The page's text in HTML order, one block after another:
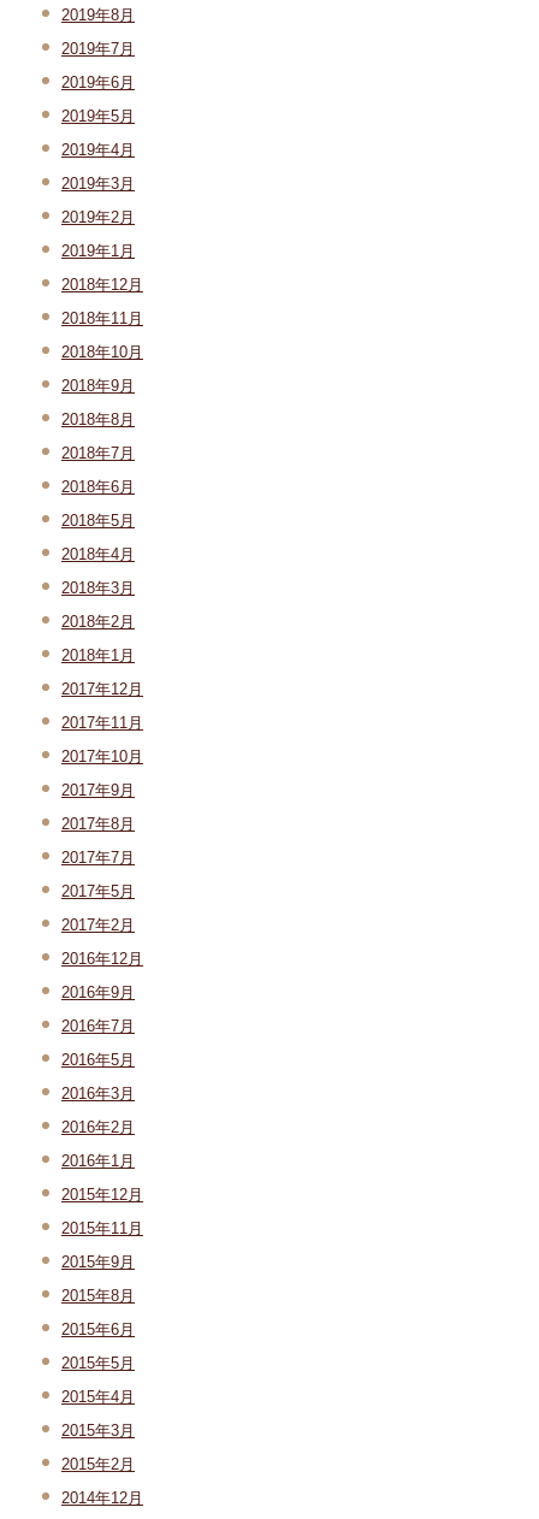
2019年8月
2019年7月
2019年6月
2019年5月
2019年4月
2019年3月
2019年2月
2019年1月
2018年12月
2018年11月
2018年10月
2018年9月
2018年8月
2018年7月
2018年6月
2018年5月
2018年4月
2018年3月
2018年2月
2018年1月
2017年12月
2017年11月
2017年10月
2017年9月
2017年8月
2017年7月
2017年5月
2017年2月
2016年12月
2016年9月
2016年7月
2016年5月
2016年3月
2016年2月
2016年1月
2015年12月
2015年11月
2015年9月
2015年8月
2015年6月
2015年5月
2015年4月
2015年3月
2015年2月
2014年12月